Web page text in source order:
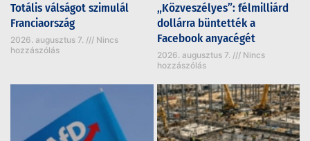
Totális válságot szimulál
Franciaország
2026. augusztus 7.
Nincs
hozzászólás
„Közveszélyes”: félmilliárd
dollárra büntették a
Facebook anyacégét
2026. augusztus 7.
Nincs
hozzászólás